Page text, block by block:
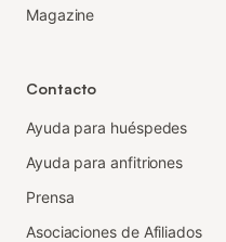
Magazine
Contacto
Ayuda para huéspedes
Ayuda para anfitriones
Prensa
Asociaciones de Afiliados